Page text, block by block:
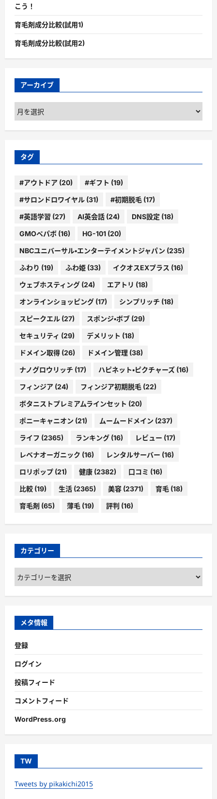
こう！
育毛剤成分比較(試用1)
育毛剤成分比較(試用2)
アーカイブ
ア
ー
カ
ブ
タグ
#アウトドア (20) #ギフト (19)
#サロンドロワイヤル (31) #初期脱毛 (17)
#英語学習 (27) AI英会話 (24) DNS設定 (18)
GMOペパボ (16) HG-101 (20)
NBCユニバーサル・エンターテイメントジャパン (235)
ふわり (19) ふわ姫 (33) イクオスEXプラス (16)
ウェブホスティング (24) エアトリ (18)
オンラインショッピング (17) シンプリッチ (18)
スピークエル (27) スポンジ・ボブ (29)
セキュリティ (29) デメリット (18)
ドメイン取得 (26) ドメイン管理 (38)
ナノグロウリッチ (17) ハピネット・ピクチャーズ (16)
フィンジア (24) フィンジア初期脱毛 (22)
ボタニストプレミアムラインセット (20)
ポニーキャニオン (21) ムームードメイン (237)
ライフ (2365) ランキング (16) レビュー (17)
レベナオーガニック (16) レンタルサーバー (16)
ロリポップ (21) 健康 (2382) 口コミ (16)
比較 (19) 生活 (2365) 美容 (2371) 育毛 (18)
育毛剤 (65) 薄毛 (19) 評判 (16)
カテゴリー
カ
テ
ゴ
ー
メタ情報
登録
ログイン
投稿フィード
コメントフィード
WordPress.org
TW
Tweets by pikakichi2015